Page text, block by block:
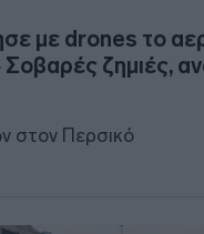
με drones το
Σοβαρές ζημιές,
στον Περσικό